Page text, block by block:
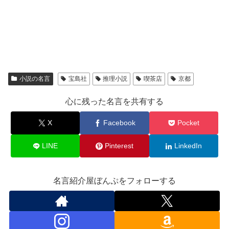
小説の名言 宝島社 推理小説 喫茶店 京都
心に残った名言を共有する
X Facebook Pocket
LINE Pinterest LinkedIn
名言紹介屋ぼんぷをフォローする